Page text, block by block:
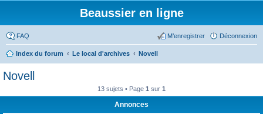
Beaussier en ligne
FAQ Déconnexion
M’enregistrer
Index du forum Le local d'archives Novell
Novell
13 sujets • Page 1 sur 1
Annonces